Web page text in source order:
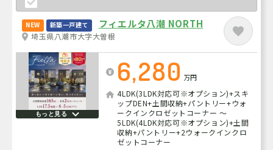
NEW 新築一戸建て フィエルタ八潮 NORTH
埼玉県八潮市大字大曽根
もっと見る
6,280 万円
4LDK(3LDK対応可※オプション)+スキ
ップDEN+土間収納+パントリー+ウォ
ークインクロゼットコーナー ～
5LDK(4LDK対応可※オプション)+土間
収納+パントリー+2ウォークインクロ
ゼットコーナー